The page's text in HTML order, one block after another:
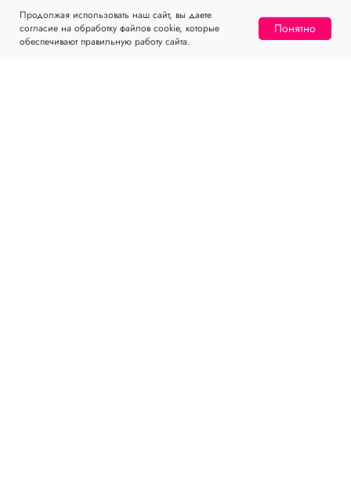
Продолжая использовать наш сайт, вы даете
согласие на обработку файлов cookie, которые
обеспечивают правильную работу сайта.
Понятно